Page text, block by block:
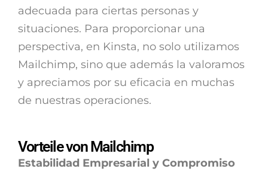
adecuada para ciertas personas y
situaciones. Para proporcionar una
perspectiva, en Kinsta, no solo utilizamos
Mailchimp, sino que además la valoramos
y apreciamos por su eficacia en muchas
de nuestras operaciones.
Vorteile von Mailchimp
Estabilidad Empresarial y Compromiso